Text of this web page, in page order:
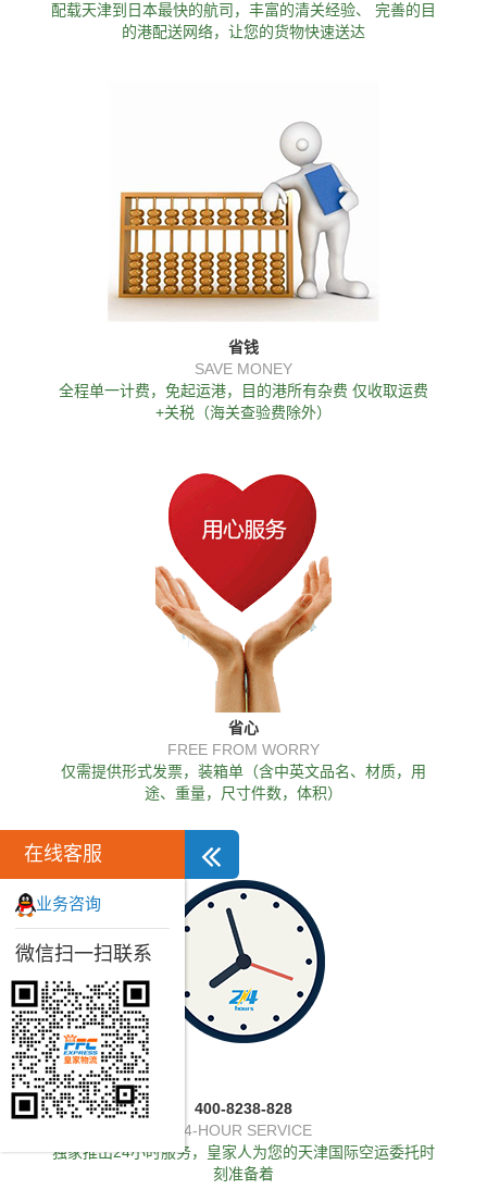
配载天津到日本最快的航司，丰富的清关经验、 完善的目
的港配送网络，让您的货物快速送达
省钱
SAVE MONEY
全程单一计费，免起运港，目的港所有杂费 仅收取运费
+关税（海关查验费除外）
省心
FREE FROM WORRY
仅需提供形式发票，装箱单（含中英文品名、材质，用
途、重量，尺寸件数，体积）
400-8238-828
24-HOUR SERVICE
独家推出24小时服务，皇家人为您的天津国际空运委托时
刻准备着
在线客服
业务咨询
微信扫一扫联系